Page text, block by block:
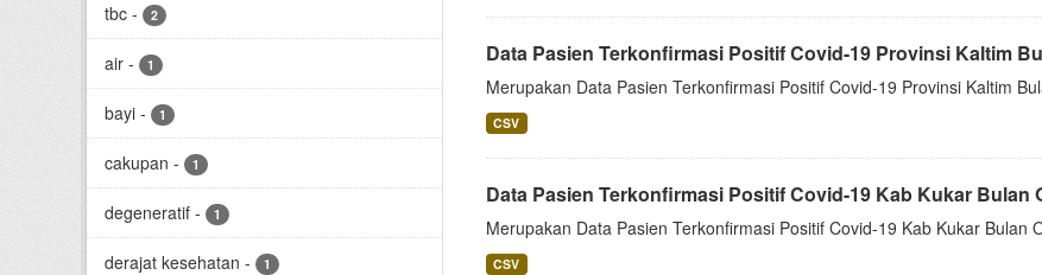
tbc - 2
air - 1
bayi - 1
cakupan - 1
degeneratif - 1
derajat kesehatan - 1
Data Pasien Terkonfirmasi Positif Covid-19 Provinsi Kaltim
Merupakan Data Pasien Terkonfirmasi Positif Covid-19 Provinsi Kaltim
CSV
Data Pasien Terkonfirmasi Positif Covid-19 Kab Kukar Bulan
Merupakan Data Pasien Terkonfirmasi Positif Covid-19 Kab Kukar Bulan
CSV